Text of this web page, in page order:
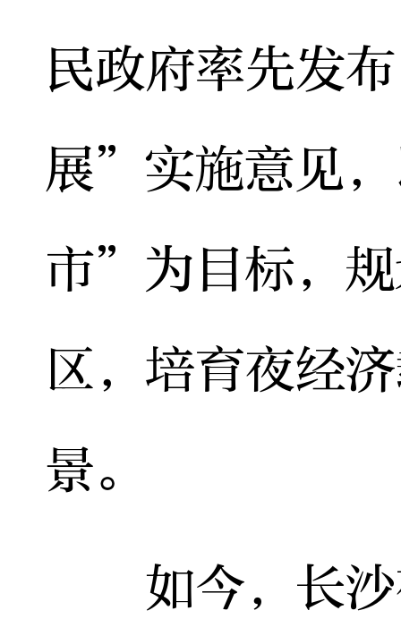
民政府率先发
展”实施意见
市”为目标，
区，培育夜经
景。
如今，长沙